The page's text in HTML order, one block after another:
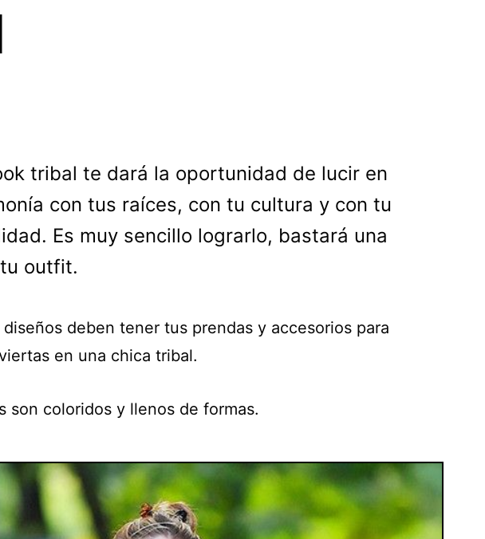
tribal te dará la oportunidad de lucir en
con tus raíces, con tu cultura y con tu
Es muy sencillo lograrlo, bastará una
outfit.
deben tener tus prendas y accesorios para
en una chica tribal.
son coloridos y llenos de formas.